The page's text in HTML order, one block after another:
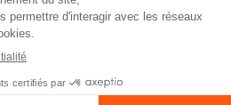
étanchéité...